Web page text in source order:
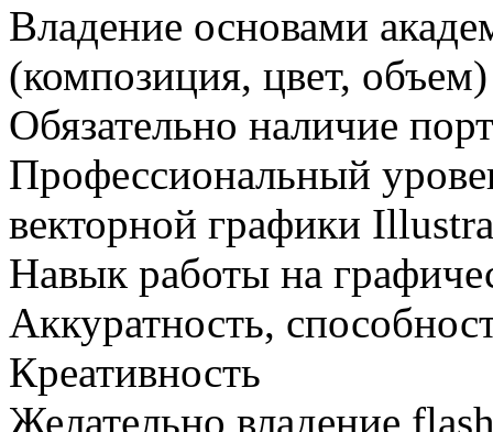
Владение основами
(композиция, цвет, объем)
Обязательно наличие
Профессиональный
векторной графики
Навык работы на
Аккуратность,
Креативность
Желательно владение